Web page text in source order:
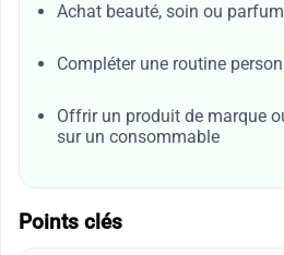
Achat beauté, soin ou parfum
Compléter une routine
Offrir un produit de marque
sur un consommable
Points clés